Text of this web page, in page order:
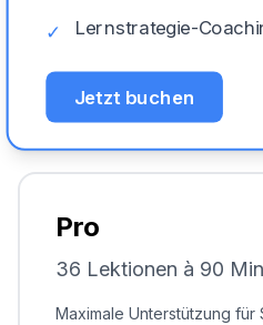
✓ Lernstrategie-
Jetzt buchen
Pro
36 Lektionen à 90 Min
Maximale Unterstützung für